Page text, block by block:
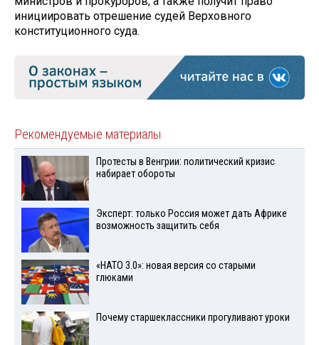
инициировать отрешение судей Верховного
конституционного суда.
Рекомендуемые материалы
Протесты в Венгрии: политический кризис
набирает обороты
Эксперт: только Россия может дать Африке
возможность защитить себя
«НАТО 3.0»: новая версия со старыми
глюками
Почему старшеклассники прогуливают уроки